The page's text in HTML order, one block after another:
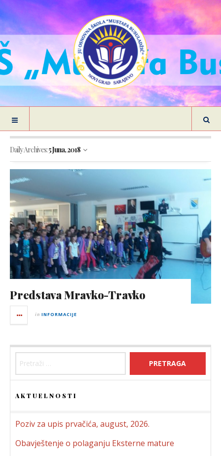
Daily Archives:5 Juna, 2018
Predstava Mravko-Travko
in INFORMACIJE
AKTUELNOSTI
Poziv za upis prvačića, august, 2026.
Obavještenje o polaganju Eksterne mature